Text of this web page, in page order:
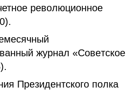
революционное
жуpнaл «Coвeтcкoe
Президентского полка